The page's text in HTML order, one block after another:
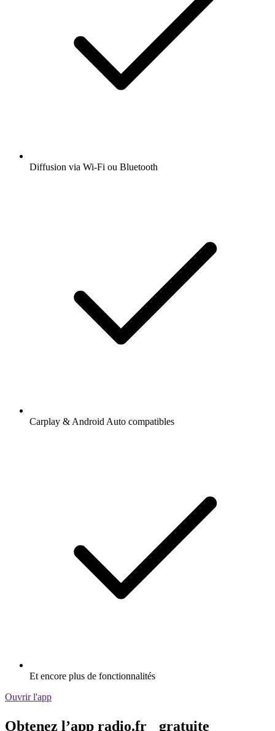
Diffusion via Wi-Fi ou Bluetooth
Carplay & Android Auto compatibles
Et encore plus de fonctionnalités
Ouvrir l'app
Obtenez l’app radio.fr gratuite